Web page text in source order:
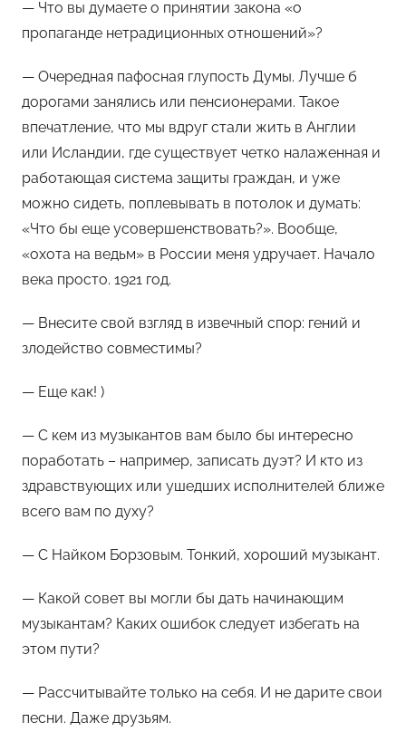
— Что вы думаете о принятии закона «о
пропаганде нетрадиционных отношений»?
— Очередная пафосная глупость Думы. Лучше б
дорогами занялись или пенсионерами. Такое
впечатление, что мы вдруг стали жить в Англии
или Исландии, где существует четко налаженная и
работающая система защиты граждан, и уже
можно сидеть, поплевывать в потолок и думать:
«Что бы еще усовершенствовать?». Вообще,
«охота на ведьм» в России меня удручает. Начало
века просто. 1921 год.
— Внесите свой взгляд в извечный спор: гений и
злодейство совместимы?
— Еще как! )
— С кем из музыкантов вам было бы интересно
поработать – например, записать дуэт? И кто из
здравствующих или ушедших исполнителей ближе
всего вам по духу?
— С Найком Борзовым. Тонкий, хороший музыкант.
— Какой совет вы могли бы дать начинающим
музыкантам? Каких ошибок следует избегать на
этом пути?
— Рассчитывайте только на себя. И не дарите свои
песни. Даже друзьям.